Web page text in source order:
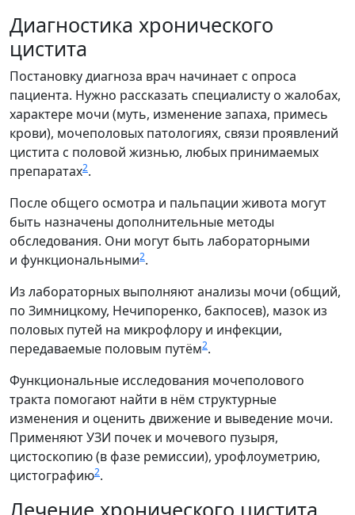
Диагностика хронического
цистита
Постановку диагноза врач начинает с опроса
пациента. Нужно рассказать специалисту о жалобах,
характере мочи (муть, изменение запаха, примесь
крови), мочеполовых патологиях, связи проявлений
цистита с половой жизнью, любых принимаемых
препаратах2.
После общего осмотра и пальпации живота могут
быть назначены дополнительные методы
обследования. Они могут быть лабораторными
и функциональными2.
Из лабораторных выполняют анализы мочи (общий,
по Зимницкому, Нечипоренко, бакпосев), мазок из
половых путей на микрофлору и инфекции,
передаваемые половым путём2.
Функциональные исследования мочеполового
тракта помогают найти в нём структурные
изменения и оценить движение и выведение мочи.
Применяют УЗИ почек и мочевого пузыря,
цистоскопию (в фазе ремиссии), урофлоуметрию,
цистографию2.
Лечение хронического цистита